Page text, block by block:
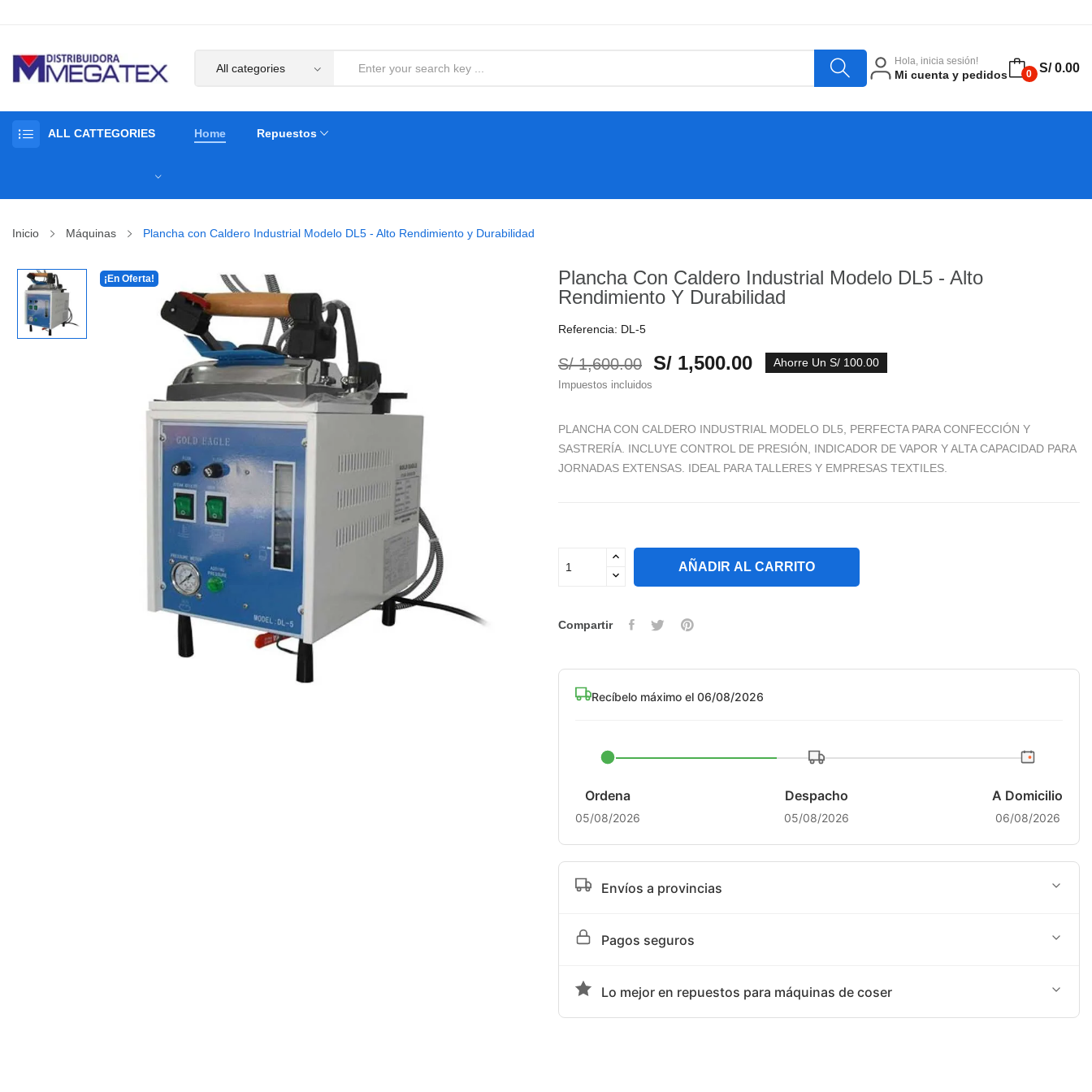
0 S/ 0.00
Hola, inicia sesión!
Mi cuenta y pedidos
ALL CATTEGORIES Home Repuestos
Inicio Máquinas Plancha con Caldero Industrial Modelo DL5 - Alto Rendimiento y Durabilidad
¡En Oferta!
Plancha Con Caldero Industrial Modelo DL5 - Alto
Rendimiento Y Durabilidad
Referencia: DL-5
S/ 1,600.00 S/ 1,500.00 Ahorre Un S/ 100.00
Impuestos incluidos
PLANCHA CON CALDERO INDUSTRIAL MODELO DL5, PERFECTA PARA CONFECCIÓN Y
SASTRERÍA. INCLUYE CONTROL DE PRESIÓN, INDICADOR DE VAPOR Y ALTA CAPACIDAD PARA
JORNADAS EXTENSAS. IDEAL PARA TALLERES Y EMPRESAS TEXTILES.
AÑADIR AL CARRITO
Compartir
Recíbelo máximo el 06/08/2026
Ordena
05/08/2026
Despacho
05/08/2026
A Domicilio
06/08/2026
Envíos a provincias
Pagos seguros
Lo mejor en repuestos para máquinas de coser